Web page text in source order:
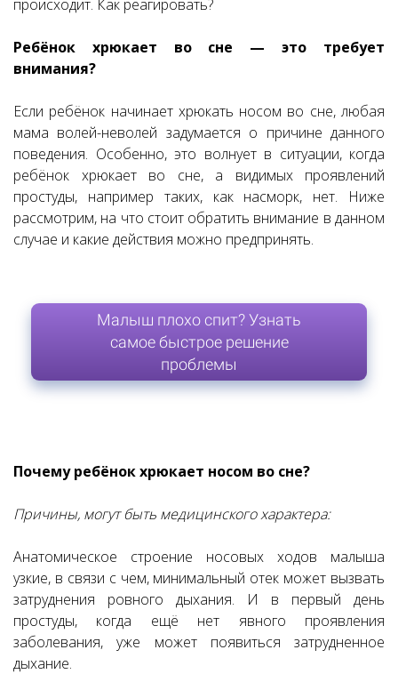
происходит. Как реагировать?
Ребёнок хрюкает во сне — это требует
внимания?
Если ребёнок начинает хрюкать носом во сне, любая
мама волей-неволей задумается о причине данного
поведения. Особенно, это волнует в ситуации, когда
ребёнок хрюкает во сне, а видимых проявлений
простуды, например таких, как насморк, нет. Ниже
рассмотрим, на что стоит обратить внимание в данном
случае и какие действия можно предпринять.
Малыш плохо спит? Узнать
самое быстрое решение
проблемы
Почему ребёнок хрюкает носом во сне?
Причины, могут быть медицинского характера:
Анатомическое строение носовых ходов малыша
узкие, в связи с чем, минимальный отек может вызвать
затруднения ровного дыхания. И в первый день
простуды, когда ещё нет явного проявления
заболевания, уже может появиться затрудненное
дыхание.